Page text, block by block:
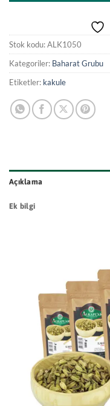
Stok kodu:ALK1050
Kategoriler: Baharat Grubu
Etiketler: kakule
Açıklama
Ek bilgi